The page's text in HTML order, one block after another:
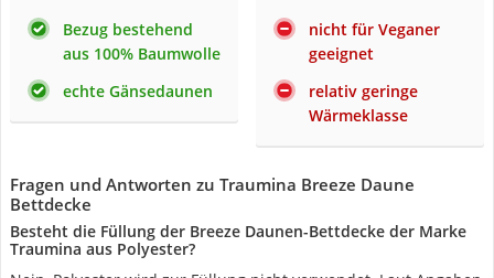
Bezug bestehend
aus 100% Baumwolle
echte Gänsedaunen
nicht für Veganer
geeignet
relativ geringe
Wärmeklasse
Fragen und Antworten zu Traumina Breeze Daune
Bettdecke
Besteht die Füllung der Breeze Daunen-Bettdecke der Marke
Traumina aus Polyester?